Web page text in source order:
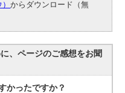
）からダウンロード（無
、ページのご感想をお聞
かったですか？